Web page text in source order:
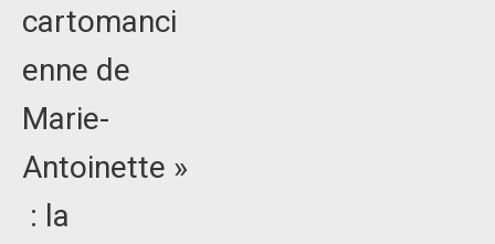
cartomanci
enne de
Marie-
Antoinette »
: la